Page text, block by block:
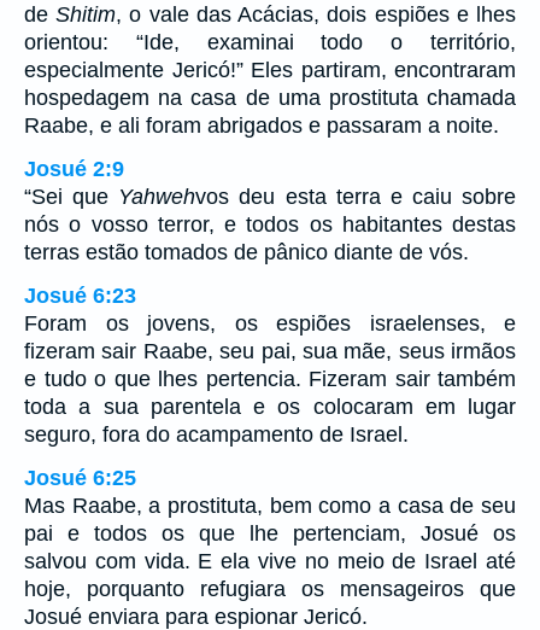
deShitim, o vale das Acácias, dois espiões e lhes
orientou: “Ide, examinai todo o território,
especialmente Jericó!” Eles partiram, encontraram
hospedagem na casa de uma prostituta chamada
Raabe, e ali foram abrigados e passaram a noite.
Josué 2:9
“Sei que Yahwehvos deu esta terra e caiu sobre
nós o vosso terror, e todos os habitantes destas
terras estão tomados de pânico diante de vós.
Josué 6:23
Foram os jovens, os espiões israelenses, e
fizeram sair Raabe, seu pai, sua mãe, seus irmãos
e tudo o que lhes pertencia. Fizeram sair também
toda a sua parentela e os colocaram em lugar
seguro, fora do acampamento de Israel.
Josué 6:25
Mas Raabe, a prostituta, bem como a casa de seu
pai e todos os que lhe pertenciam, Josué os
salvou com vida. E ela vive no meio de Israel até
hoje, porquanto refugiara os mensageiros que
Josué enviara para espionar Jericó.